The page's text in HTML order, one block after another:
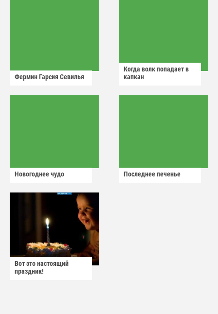
Фермин Гарсия Севилья
Когда волк попадает в
капкан
Новогоднее чудо Последнее печенье
Вот это настоящий
праздник!